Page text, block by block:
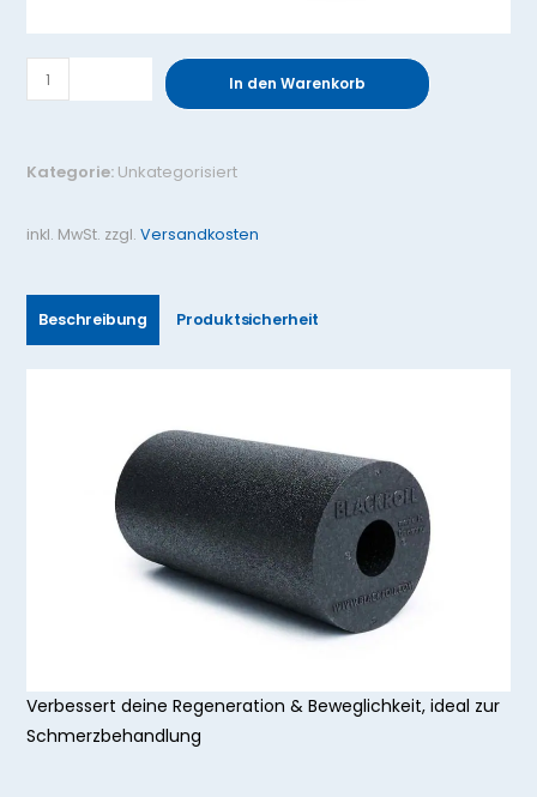
BLACKROLL
Standard
In den Warenkorb
Kategorie: Unkategorisiert
inkl. MwSt. zzgl.Versandkosten
Beschreibung Produktsicherheit
Verbessert deine Regeneration & Beweglichkeit, ideal zur
Schmerzbehandlung